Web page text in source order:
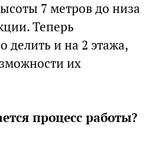
7 метров до низа
Теперь
и на 2 этажа,
их
процесс работы?